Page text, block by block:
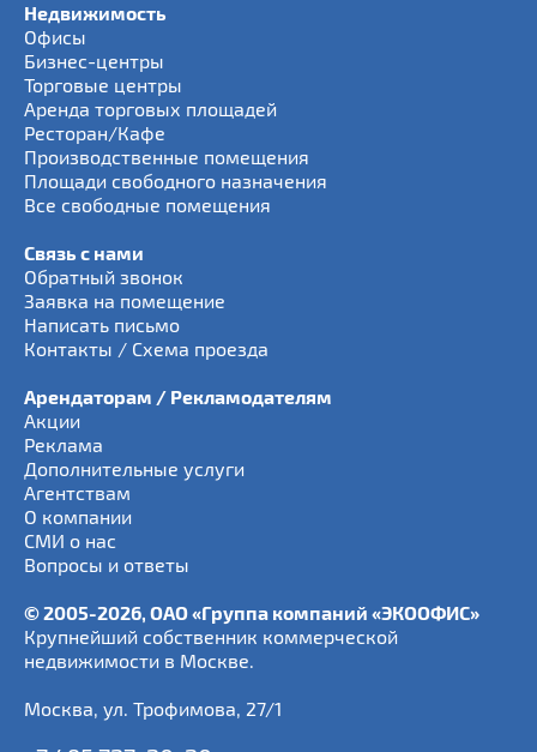
Недвижимость
Офисы
Бизнес-центры
Торговые центры
Аренда торговых площадей
Ресторан/Кафе
Производственные помещения
Площади свободного назначения
Все свободные помещения
Связь с нами
Обратный звонок
Заявка на помещение
Написать письмо
Контакты / Схема проезда
Арендаторам / Рекламодателям
Акции
Реклама
Дополнительные услуги
Агентствам
О компании
СМИ о нас
Вопросы и ответы
© 2005-2026, ОАО «Группа компаний «ЭКООФИС»
Крупнейший собственник коммерческой
недвижимости в Москве.
Москва, ул. Трофимова, 27/1